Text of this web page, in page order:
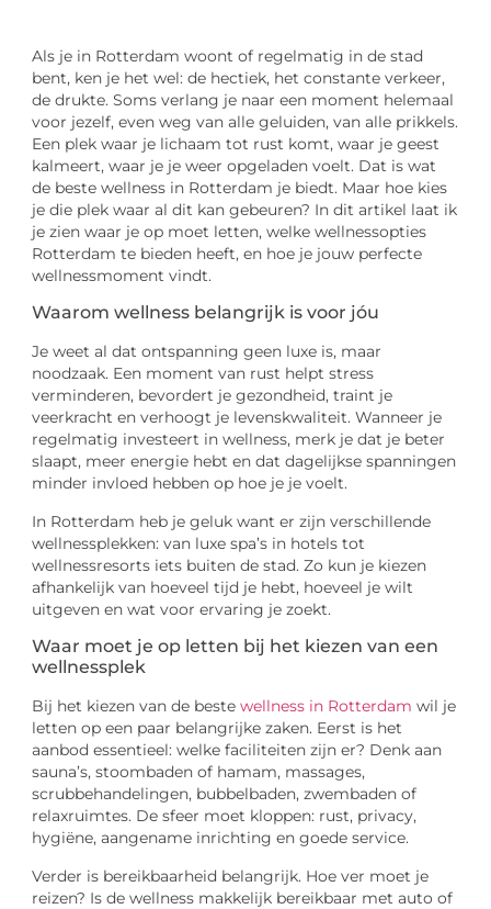
Als je in Rotterdam woont of regelmatig in de stad
bent, ken je het wel: de hectiek, het constante verkeer,
de drukte. Soms verlang je naar een moment helemaal
voor jezelf, even weg van alle geluiden, van alle prikkels.
Een plek waar je lichaam tot rust komt, waar je geest
kalmeert, waar je je weer opgeladen voelt. Dat is wat
de beste wellness in Rotterdam je biedt. Maar hoe kies
je die plek waar al dit kan gebeuren? In dit artikel laat ik
je zien waar je op moet letten, welke wellnessopties
Rotterdam te bieden heeft, en hoe je jouw perfecte
wellnessmoment vindt.
Waarom wellness belangrijk is voor jóu
Je weet al dat ontspanning geen luxe is, maar
noodzaak. Een moment van rust helpt stress
verminderen, bevordert je gezondheid, traint je
veerkracht en verhoogt je levenskwaliteit. Wanneer je
regelmatig investeert in wellness, merk je dat je beter
slaapt, meer energie hebt en dat dagelijkse spanningen
minder invloed hebben op hoe je je voelt.
In Rotterdam heb je geluk want er zijn verschillende
wellnessplekken: van luxe spa’s in hotels tot
wellnessresorts iets buiten de stad. Zo kun je kiezen
afhankelijk van hoeveel tijd je hebt, hoeveel je wilt
uitgeven en wat voor ervaring je zoekt.
Waar moet je op letten bij het kiezen van een
wellnessplek
Bij het kiezen van de bestewellness in Rotterdam wil je
letten op een paar belangrijke zaken. Eerst is het
aanbod essentieel: welke faciliteiten zijn er? Denk aan
sauna’s, stoombaden of hamam, massages,
scrubbehandelingen, bubbelbaden, zwembaden of
relaxruimtes. De sfeer moet kloppen: rust, privacy,
hygiëne, aangename inrichting en goede service.
Verder is bereikbaarheid belangrijk. Hoe ver moet je
reizen? Is de wellness makkelijk bereikbaar met auto of